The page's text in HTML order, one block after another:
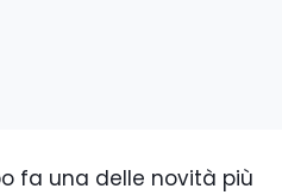
fa una delle novità più